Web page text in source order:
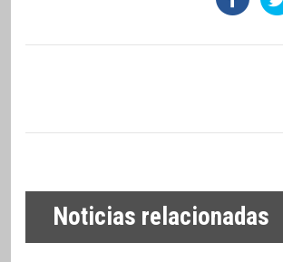
Noticias relacionadas